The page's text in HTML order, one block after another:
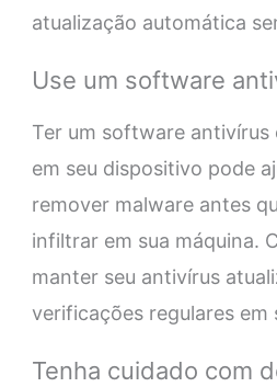
atualização automática
Use um software
Ter um software antivírus
em seu dispositivo pode
remover malware antes
infiltrar em sua máquina.
manter seu antivírus
verificações regulares em
Tenha cuidado com